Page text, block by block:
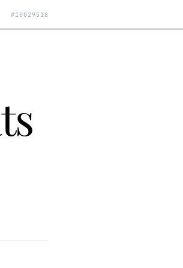
# 10029518